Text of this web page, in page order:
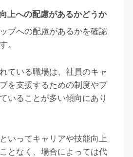
上への配慮があるかどうか
プへの配慮があるかを確認
。
ている職場は、社員のキャ
を支援するための制度やプ
いることが多い傾向にあり
いってキャリアや技能向上
となく、場合によっては代